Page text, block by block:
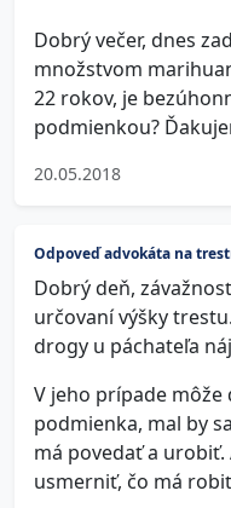
Dobrý večer, dnes
množstvom
22 rokov, je
podmienkou?
20.05.2018
Odpoveď advokáta na
Dobrý deň,
určovaní výšky
drogy u páchateľa
V jeho prípade
podmienka, mal by
má povedať a urobiť.
usmerniť, čo má